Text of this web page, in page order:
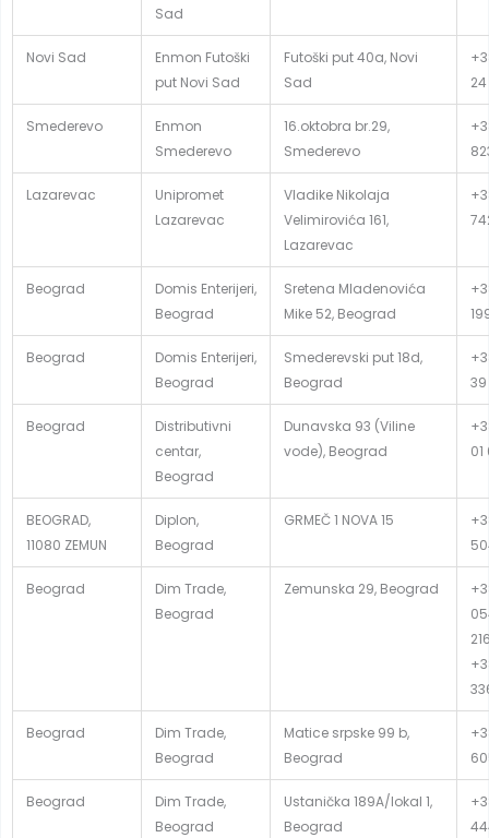
Sad
Novi Sad
Enmon Futoški
put Novi Sad
Futoški put 40a, Novi
Sad
24
Smederevo
Enmon
Smederevo
16.oktobra br.29,
Smederevo
Lazarevac
Unipromet
Lazarevac
Vladike Nikolaja
Velimirovića 161,
Lazarevac
Beograd
Domis Enterijeri,
Beograd
Sretena Mladenovića
Mike 52, Beograd
Beograd
Domis Enterijeri,
Beograd
Smederevski put 18d,
Beograd
Beograd
Distributivni
centar,
Beograd
Dunavska 93 (Viline
vode), Beograd
01
BEOGRAD,
11080 ZEMUN
Diplon,
Beograd
GRMEČ 1 NOVA 15
Beograd
Dim Trade,
Beograd
Zemunska 29, Beograd
Beograd
Dim Trade,
Beograd
Matice srpske 99 b,
Beograd
Beograd
Dim Trade,
Beograd
Ustanička 189A/lokal 1,
Beograd